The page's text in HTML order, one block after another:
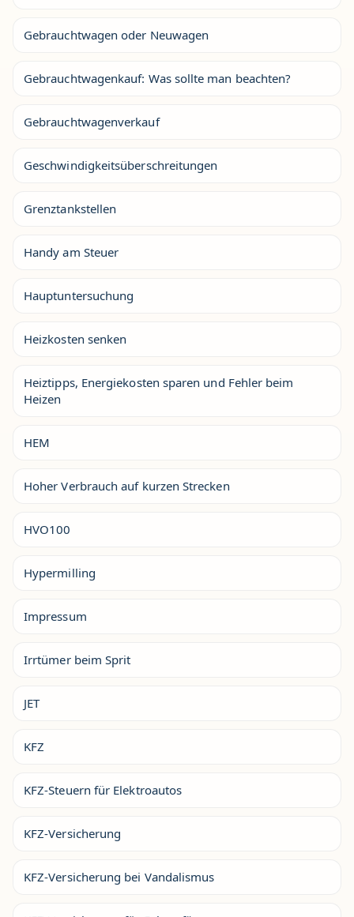
Gebrauchtwagen oder Neuwagen
Gebrauchtwagenkauf: Was sollte man beachten?
Gebrauchtwagenverkauf
Geschwindigkeitsüberschreitungen
Grenztankstellen
Handy am Steuer
Hauptuntersuchung
Heizkosten senken
Heiztipps, Energiekosten sparen und Fehler beim
Heizen
HEM
Hoher Verbrauch auf kurzen Strecken
HVO100
Hypermilling
Impressum
Irrtümer beim Sprit
JET
KFZ
KFZ-Steuern für Elektroautos
KFZ-Versicherung
KFZ-Versicherung bei Vandalismus